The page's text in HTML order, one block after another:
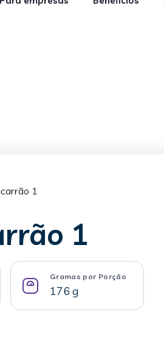
1
1
Gramas por Porção
176 g